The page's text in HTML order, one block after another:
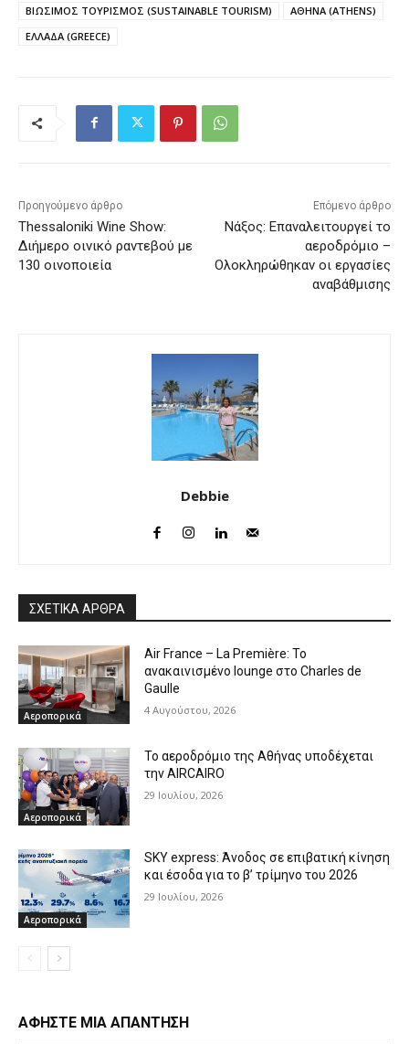
ΒΙΩΣΙΜΟΣ ΤΟΥΡΙΣΜΟΣ (SUSTAINABLE TOURISM)
ΑΘΗΝΑ (ATHENS)
ΕΛΛΑΔΑ (GREECE)
Προηγούμενο άρθρο
Thessaloniki Wine Show:
Διήμερο οινικό ραντεβού με
130 οινοποιεία
Επόμενο άρθρο
Νάξος: Επαναλειτουργεί το
αεροδρόμιο –
Ολοκληρώθηκαν οι εργασίες
αναβάθμισης
Debbie
ΣΧΕΤΙΚΑ ΑΡΘΡΑ
Αεροπορικά
Air France – La Première: Το
ανακαινισμένο lounge στο Charles de
Gaulle
4 Αυγούστου, 2026
Αεροπορικά
Το αεροδρόμιο της Αθήνας υποδέχεται
την AIRCAIRO
29 Ιουλίου, 2026
Αεροπορικά
SKY express: Άνοδος σε επιβατική κίνηση
και έσοδα για το β’ τρίμηνο του 2026
29 Ιουλίου, 2026
ΑΦΗΣΤΕ ΜΙΑ ΑΠΑΝΤΗΣΗ